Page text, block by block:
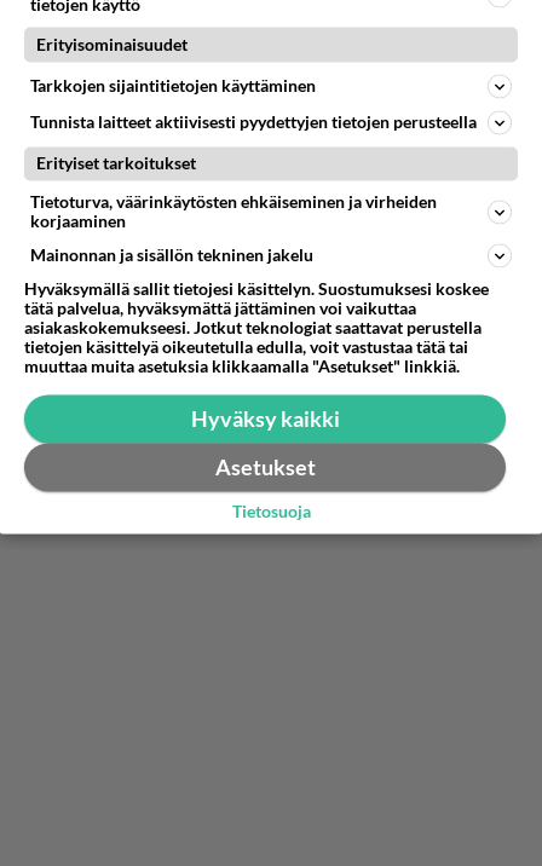
niin sidottu lemmikkiinsä voi ottaa gerbiilin,
esimerkiksi. Se nyt on vaan tosiasia, että rotta on
sosiaalisempi ja älykkäämpi eläin kuin gerbiili.
Tätä sinun ei kuitenkaan pidä ymmärtää niin, että
sosiaalisuus tai älykkyys tekisi toisesta eläimestä
paremman tai tärkeämmän kuin toisesta. Gerbiili
on ihan yhtä arvokas ja hyvä eläin kuin rotta,
mutta hoitovaatimuksiltaan ja muiltakin
ominaisuuksiltaan poikkeaa siitä. Se sitten on
kiinni ihmisestä, minkälaisen lemmikin itselleen
haluaa!
Toivon kaikilta kykyä asioiden objektiiviseen
arviointiin :-)
tietojen käyttö
Erityisominaisuudet
Tarkkojen sijaintitietojen käyttäminen
Tunnista laitteet aktiivisesti pyydettyjen tietojen perusteella
Erityiset tarkoitukset
Tietoturva, väärinkäytösten ehkäiseminen ja virheiden
korjaaminen
Mainonnan ja sisällön tekninen jakelu
Hyväksymällä sallit tietojesi käsittelyn. Suostumuksesi koskee
tätä palvelua, hyväksymättä jättäminen voi vaikuttaa
asiakaskokemukseesi. Jotkut teknologiat saattavat perustella
tietojen käsittelyä oikeutetulla edulla, voit vastustaa tätä tai
muuttaa muita asetuksia klikkaamalla "Asetukset" linkkiä.
Hyväksy kaikki
Asetukset
Tietosuoja